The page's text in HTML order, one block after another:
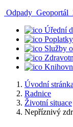
Odpady Geoportál
Úřední
Poplatky
Služby
Úvodní stránka
Radnice
Životní situace
Nepříznivý